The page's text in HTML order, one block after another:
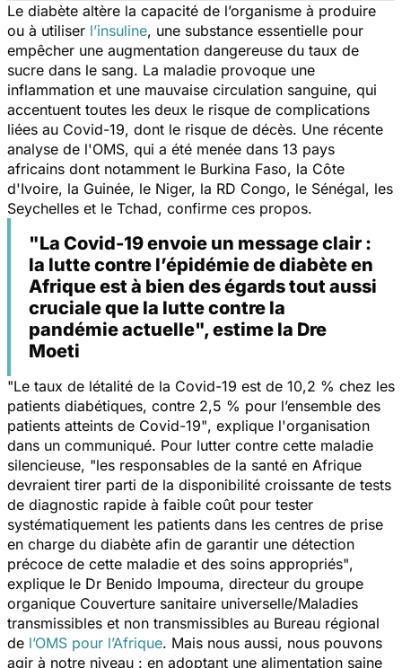
Le diabète altère la capacité de l’organisme à produire
ou à utiliser l’insuline, une substance essentielle pour
empêcher une augmentation dangereuse du taux de
sucre dans le sang. La maladie provoque une
inflammation et une mauvaise circulation sanguine, qui
accentuent toutes les deux le risque de complications
liées au Covid-19, dont le risque de décès. Une récente
analyse de l'OMS, qui a été menée dans 13 pays
africains dont notamment le Burkina Faso, la Côte
d'Ivoire, la Guinée, le Niger, la RD Congo, le Sénégal, les
Seychelles et le Tchad, confirme ces propos.
"La Covid-19 envoie un message clair :
la lutte contre l’épidémie de diabète en
Afrique est à bien des égards tout aussi
cruciale que la lutte contre la
pandémie actuelle", estime la Dre
Moeti
"Le taux de létalité de la Covid-19 est de 10,2 % chez les
patients diabétiques, contre 2,5 % pour l’ensemble des
patients atteints de Covid-19", explique l'organisation
dans un communiqué. Pour lutter contre cette maladie
silencieuse, "les responsables de la santé en Afrique
devraient tirer parti de la disponibilité croissante de tests
de diagnostic rapide à faible coût pour tester
systématiquement les patients dans les centres de prise
en charge du diabète afin de garantir une détection
précoce de cette maladie et des soins appropriés",
explique le Dr Benido Impouma, directeur du groupe
organique Couverture sanitaire universelle/Maladies
transmissibles et non transmissibles au Bureau régional
de l’OMS pour l’Afrique. Mais nous aussi, nous pouvons
agir à notre niveau : en adoptant une alimentation saine